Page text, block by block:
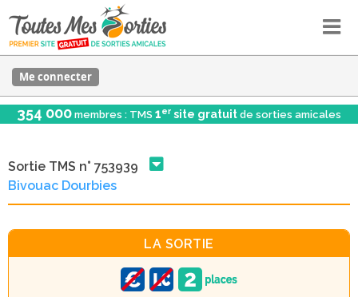
Me connecter
354 000 membres : TMS 1er site gratuit de sorties amicales
Sortie TMS n° 753939
Bivouac Dourbies
LA SORTIE